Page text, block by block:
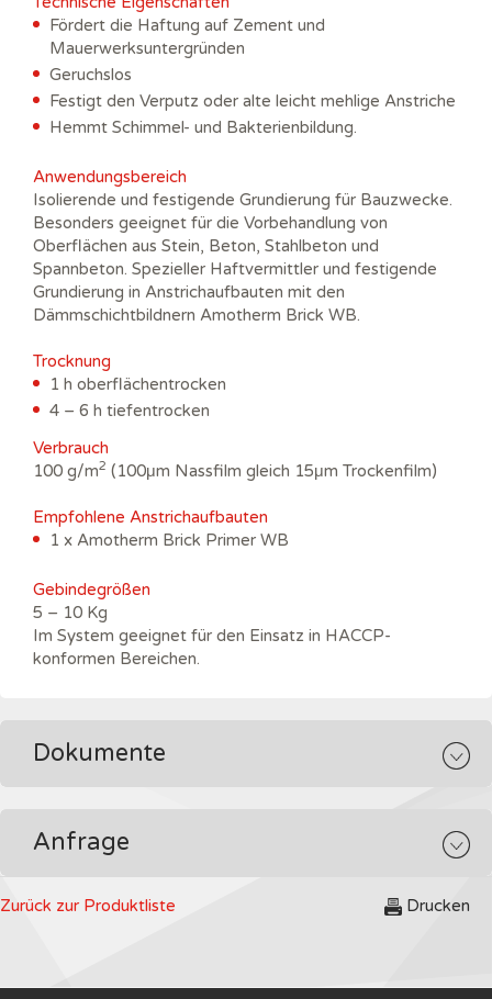
Fördert die Haftung auf Zement und
Mauerwerksuntergründen
Geruchslos
Festigt den Verputz oder alte leicht mehlige Anstriche
Hemmt Schimmel- und Bakterienbildung.
Anwendungsbereich
Isolierende und festigende Grundierung für Bauzwecke.
Besonders geeignet für die Vorbehandlung von
Oberflächen aus Stein, Beton, Stahlbeton und
Spannbeton. Spezieller Haftvermittler und festigende
Grundierung in Anstrichaufbauten mit den
Dämmschichtbildnern Amotherm Brick WB.
Trocknung
1 h oberflächentrocken
4 – 6 h tiefentrocken
Verbrauch
100 g/m2 (100μm Nassfilm gleich 15μm Trockenfilm)
Empfohlene Anstrichaufbauten
1 x Amotherm Brick Primer WB
Gebindegrößen
5 – 10 Kg
Im System geeignet für den Einsatz in HACCP-
konformen Bereichen.
Dokumente
Anfrage
Zurück zur Produktliste Drucken